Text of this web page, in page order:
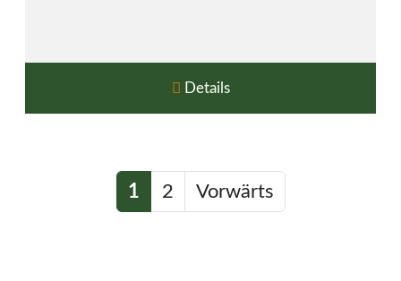
Details
1 2 Vorwärts